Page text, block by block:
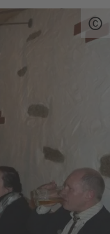
am 30.10.2020